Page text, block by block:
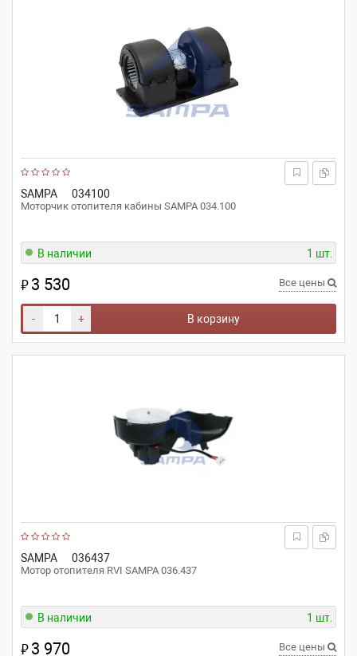
SAMPA 034100
Моторчик отопителя кабины SAMPA 034.100
В наличии 1 шт.
₽3 530 Все цены
- + В корзину
SAMPA 036437
Мотор отопителя RVI SAMPA 036.437
В наличии 1 шт.
₽3 970 Все цены